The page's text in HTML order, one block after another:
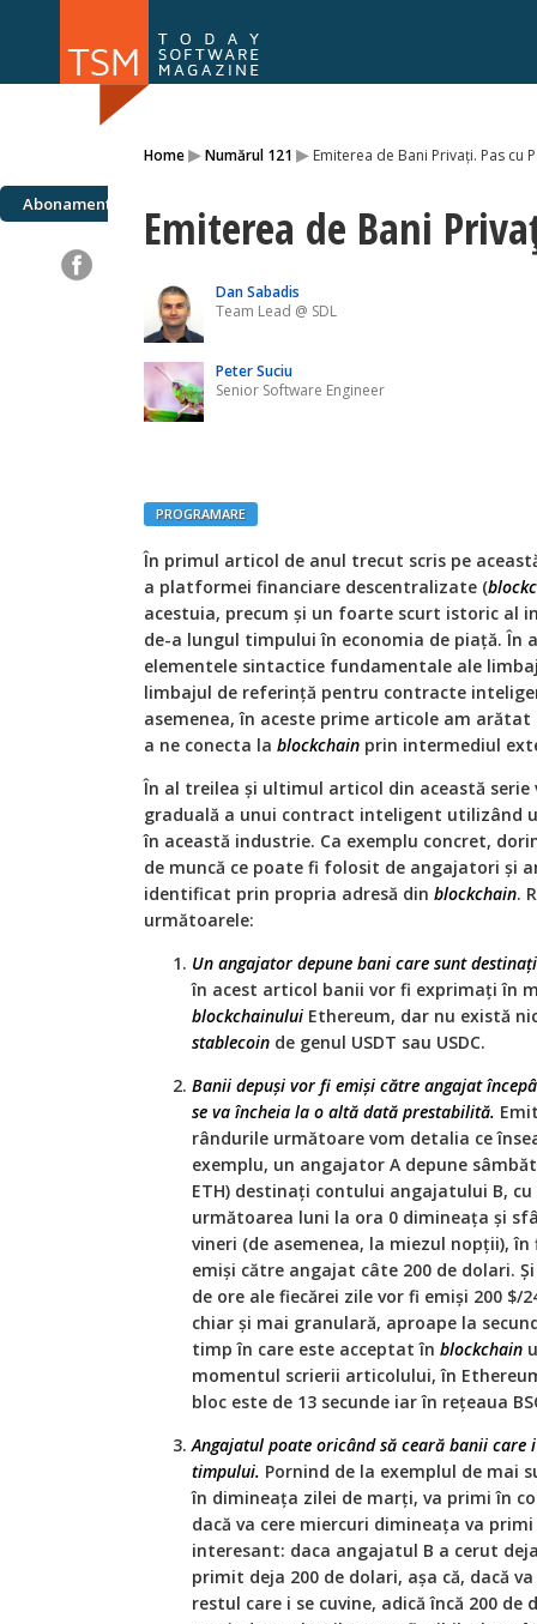
Home▸Numărul 121 ▸ Emiterea de Bani Privați. Pas cu
Abonamente Emiterea de Bani
Dan Sabadis
Team Lead @ SDL
Peter Suciu
Senior Software Engineer
PROGRAMARE
În primul articol de anul trecut scris pe
a platformei financiare descentralizate (
acestuia, precum și un foarte scurt istoric al
de-a lungul timpului în economia de piață. În
elementele sintactice fundamentale ale
limbajul de referință pentru contracte
asemenea, în aceste prime articole am
a ne conecta la blockchain prin intermediul
În al treilea și ultimul articol din această
graduală a unui contract inteligent utilizând
în această industrie. Ca exemplu concret,
de muncă ce poate fi folosit de angajatori și
identificat prin propria adresă din blockchain.
următoarele:
Un angajator depune bani care sunt
în acest articol banii vor fi exprimați în
blockchainului Ethereum, dar nu există
stablecoin de genul USDT sau USDC.
Banii depuși vor fi emiși către angajat
se va încheia la o altă dată prestabilită.
rândurile următoare vom detalia ce
exemplu, un angajator A depune
ETH) destinați contului angajatului B, cu
următoarea luni la ora 0 dimineața și
vineri (de asemenea, la miezul nopții),
emiși către angajat câte 200 de dolari.
de ore ale fiecărei zile vor fi emiși 200 $/
chiar și mai granulară, aproape la
timp în care este acceptat în blockchain
momentul scrierii articolului, în
bloc este de 13 secunde iar în rețeaua
Angajatul poate oricând să ceară banii care
timpului. Pornind de la exemplul de mai
în dimineața zilei de marți, va primi în
dacă va cere miercuri dimineața va primi
interesant: daca angajatul B a cerut
primit deja 200 de dolari, așa că, dacă
restul care i se cuvine, adică încă 200